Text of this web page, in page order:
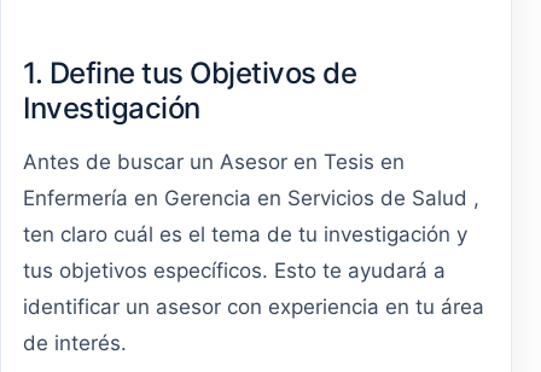
1. Define tus Objetivos de
Investigación
Antes de buscar un Asesor en Tesis en
Enfermería en Gerencia en Servicios de Salud ,
ten claro cuál es el tema de tu investigación y
tus objetivos específicos. Esto te ayudará a
identificar un asesor con experiencia en tu área
de interés.